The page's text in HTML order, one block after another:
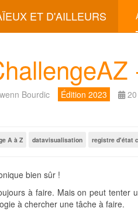
ET D'AILLEURS
Bourdic Édition 2023
A à Z datavisualisation registre d'état
bien sûr !
à faire. Mais on peut tenter
à chercher une tâche à faire.